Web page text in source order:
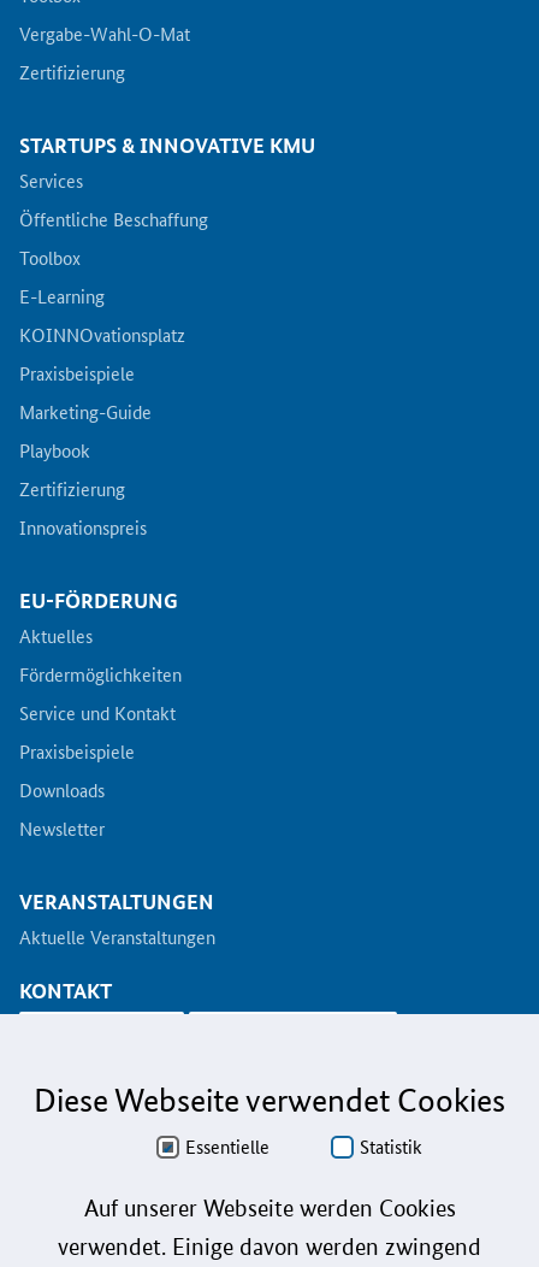
Vergabe-Wahl-O-Mat
Zertifizierung
STARTUPS & INNOVATIVE KMU
Services
Öffentliche Beschaffung
Toolbox
E-Learning
KOINNOvationsplatz
Praxisbeispiele
Marketing-Guide
Playbook
Zertifizierung
Innovationspreis
EU-FÖRDERUNG
Aktuelles
Fördermöglichkeiten
Service und Kontakt
Praxisbeispiele
Downloads
Newsletter
VERANSTALTUNGEN
Aktuelle Veranstaltungen
KONTAKT
Aus Gründen der besseren Lesbarkeit wird auf die gleichzeitige Verwendung der
Personenbezeichnungen gelten gleichermaßen für alle Geschlechter.
Datenschutz
Barrierefreiheit
Diese Webseite verwendet Cookies
Essentielle Statistik
Auf unserer Webseite werden Cookies
verwendet. Einige davon werden zwingend